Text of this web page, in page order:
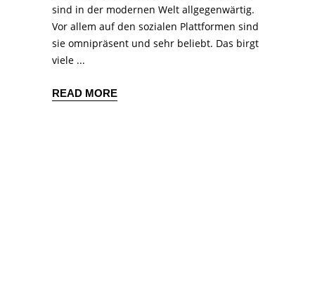
sind in der modernen Welt allgegenwärtig.
Vor allem auf den sozialen Plattformen sind
sie omnipräsent und sehr beliebt. Das birgt
viele
READ MORE